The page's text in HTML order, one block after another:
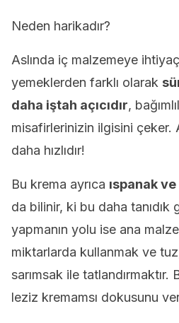
Neden harikadır?
Aslında iç malzemeye
yemeklerden farklı olarak
daha iştah açıcıdır,
misafirlerinizin ilgisini çeker.
daha hızlıdır!
Bu krema ayrıca ıspanak
da bilinir, ki bu daha tanıdık
yapmanın yolu ise ana
miktarlarda kullanmak ve
sarımsak ile tatlandırmaktır.
leziz kremamsı dokusunu